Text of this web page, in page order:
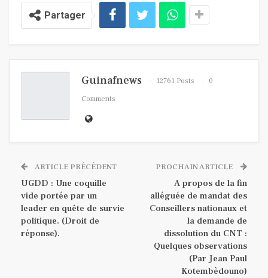
Partager
Guinafnews 12761 Posts
0
Comments
ARTICLE PRÉCÉDENT
UGDD : Une coquille
vide portée par un
leader en quête de survie
politique. (Droit de
réponse).
PROCHAIN ARTICLE
A propos de la fin
alléguée de mandat des
Conseillers nationaux et
la demande de
dissolution du CNT :
Quelques observations
(Par Jean Paul
Kotembèdouno)